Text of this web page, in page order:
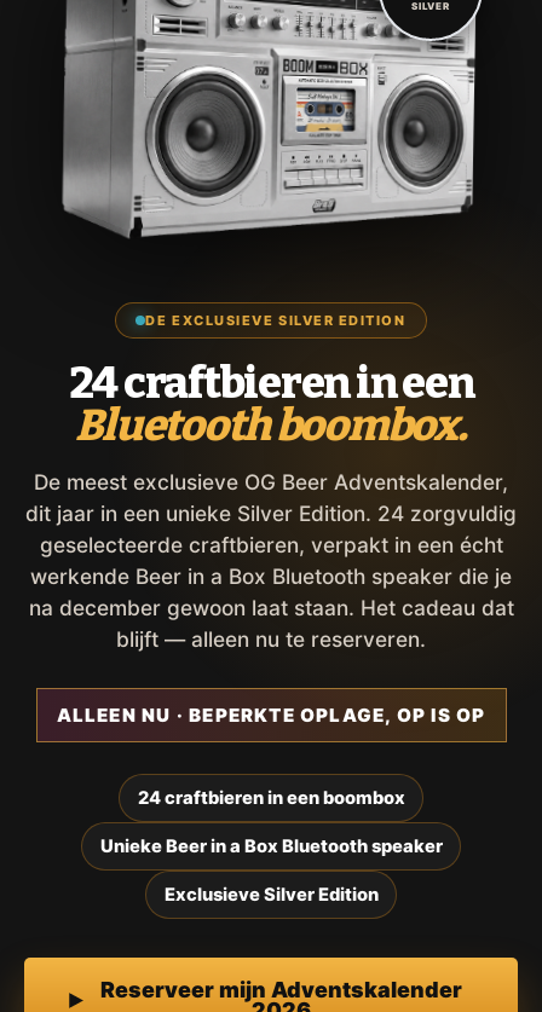
DE EXCLUSIEVE SILVER EDITION
24 craftbieren in een
Bluetooth boombox.
De meest exclusieve OG Beer Adventskalender,
dit jaar in een unieke Silver Edition. 24 zorgvuldig
geselecteerde craftbieren, verpakt in een écht
werkende Beer in a Box Bluetooth speaker die je
na december gewoon laat staan. Het cadeau dat
blijft — alleen nu te reserveren.
ALLEEN NU · BEPERKTE OPLAGE, OP IS OP
24 craftbieren in een boombox
Unieke Beer in a Box Bluetooth speaker
Exclusieve Silver Edition
Reserveer mijn Adventskalender
SILVER